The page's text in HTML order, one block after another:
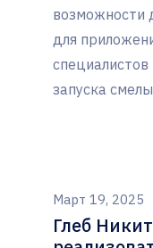
возможности
для
запуска
Март 19, 2025
Глеб